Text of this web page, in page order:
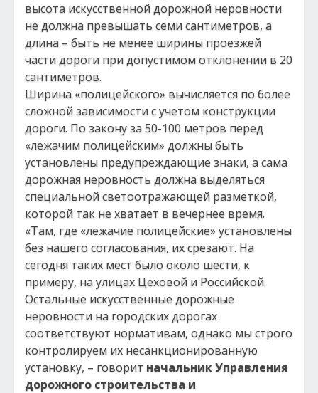
высота искусственной дорожной неровности
не должна превышать семи сантиметров, а
длина – быть не менее ширины проезжей
части дороги при допустимом отклонении в 20
сантиметров.
Ширина «полицейского» вычисляется по более
сложной зависимости с учетом конструкции
дороги. По закону за 50-100 метров перед
«лежачим полицейским» должны быть
установлены предупреждающие знаки, а сама
дорожная неровность должна выделяться
специальной светоотражающей разметкой,
которой так не хватает в вечернее время.
«Там, где «лежачие полицейские» установлены
без нашего согласования, их срезают. На
сегодня таких мест было около шести, к
примеру, на улицах Цеховой и Российской.
Остальные искусственные дорожные
неровности на городских дорогах
соответствуют нормативам, однако мы строго
контролируем их несанкционированную
установку, – говорит начальник Управления
дорожного строительства и